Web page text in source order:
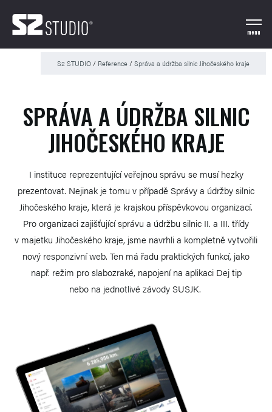
menu
S2 STUDIO / Reference / Správa a údržba silnic Jihočeského kraje
SPRÁVA A ÚDRŽBA SILNIC
JIHOČESKÉHO KRAJE
I instituce reprezentující veřejnou správu se musí hezky
prezentovat. Nejinak je tomu v případě Správy a údržby silnic
Jihočeského kraje, která je krajskou příspěvkovou organizací.
Pro organizaci zajišťující správu a údržbu silnic II. a III. třídy
v majetku Jihočeského kraje, jsme navrhli a kompletně vytvořili
nový responzivní web. Ten má řadu praktických funkcí, jako
např. režim pro slabozraké, napojení na aplikaci Dej tip
nebo na jednotlivé závody SUSJK.